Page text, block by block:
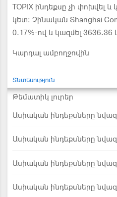
TOPIX ինդեքսը չի փոխվել և
կետ: Չինական Shanghai
0.17%-ով և կազմել 3636.36
Կարդալ ամբողջովին
Տնտեսություն
Թեմատիկ լուրեր
Ասիական ինդեքսները
Ասիական ինդեքսները
Ասիական ինդեքսները
Ասիական ինդեքսները